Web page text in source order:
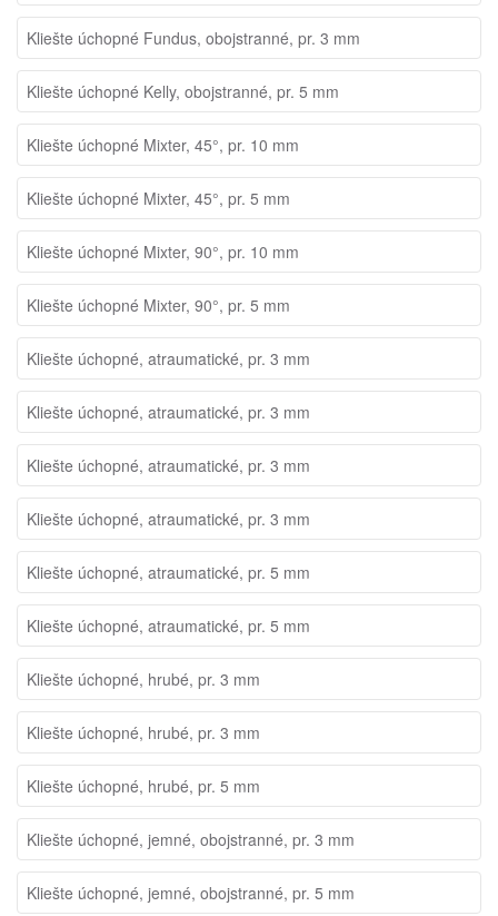
Kliešte úchopné Fundus, obojstranné, pr. 3 mm
Kliešte úchopné Kelly, obojstranné, pr. 5 mm
Kliešte úchopné Mixter, 45°, pr. 10 mm
Kliešte úchopné Mixter, 45°, pr. 5 mm
Kliešte úchopné Mixter, 90°, pr. 10 mm
Kliešte úchopné Mixter, 90°, pr. 5 mm
Kliešte úchopné, atraumatické, pr. 3 mm
Kliešte úchopné, atraumatické, pr. 3 mm
Kliešte úchopné, atraumatické, pr. 3 mm
Kliešte úchopné, atraumatické, pr. 3 mm
Kliešte úchopné, atraumatické, pr. 5 mm
Kliešte úchopné, atraumatické, pr. 5 mm
Kliešte úchopné, hrubé, pr. 3 mm
Kliešte úchopné, hrubé, pr. 3 mm
Kliešte úchopné, hrubé, pr. 5 mm
Kliešte úchopné, jemné, obojstranné, pr. 3 mm
Kliešte úchopné, jemné, obojstranné, pr. 5 mm